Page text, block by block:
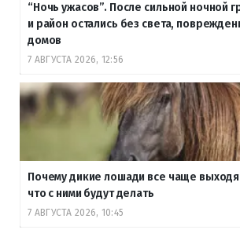
“Ночь ужасов”. После сильной ночной
и район остались без света,
домов
7 АВГУСТА 2026, 12:56
Почему дикие лошади все чаще
что с ними будут делать
7 АВГУСТА 2026, 10:45